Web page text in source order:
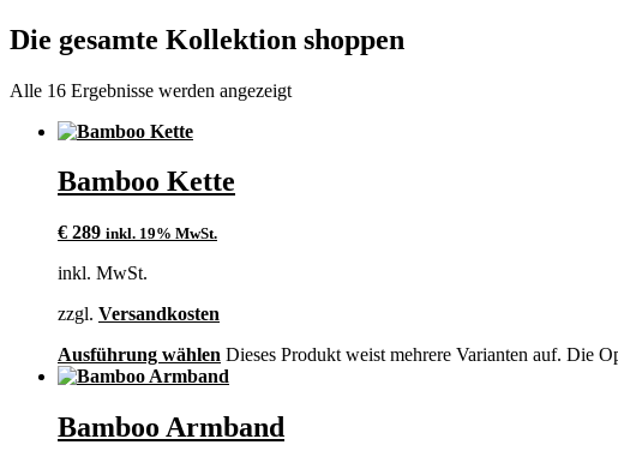
Die gesamte Kollektion shoppen
Alle 16 Ergebnisse werden angezeigt
Bamboo Kette
€ 289 inkl. 19% MwSt.
inkl. MwSt.
zzgl. Versandkosten
Ausführung wählen Dieses Produkt weist mehrere Varianten auf. Die
Bamboo Armband